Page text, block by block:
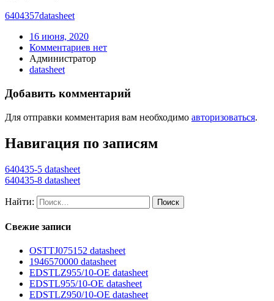
6404357datasheet
16 июня, 2020
Комментариев нет
Администратор
datasheet
Добавить комментарий
Для отправки комментария вам необходимо авторизоваться.
Навигация по записям
640435-5 datasheet
640435-8 datasheet
Найти:
Свежие записи
OSTTJ075152 datasheet
1946570000 datasheet
EDSTLZ955/10-OE datasheet
EDSTL955/10-OE datasheet
EDSTLZ950/10-OE datasheet